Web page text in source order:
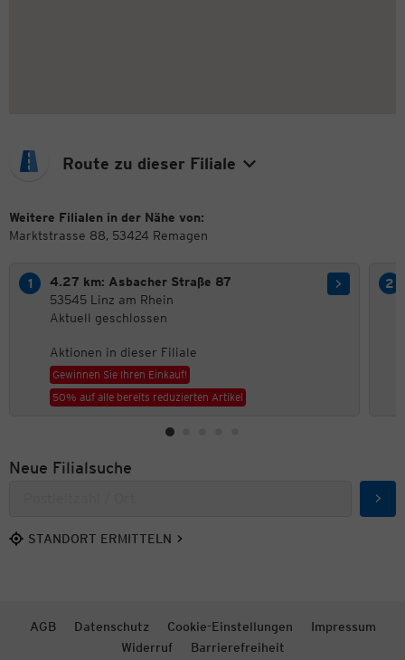
Route zu dieser Filiale
Weitere Filialen in der Nähe von:
Marktstrasse 88, 53424 Remagen
4.27 km: Asbacher Straße 87
53545 Linz am Rhein
Aktuell geschlossen
Aktionen in dieser Filiale
Gewinnen Sie Ihren Einkauf!
50% auf alle bereits reduzierten Artikel
Neue Filialsuche
STANDORT ERMITTELN
AGB Datenschutz Cookie-Einstellungen
Impressum
Widerruf
Barrierefreiheit